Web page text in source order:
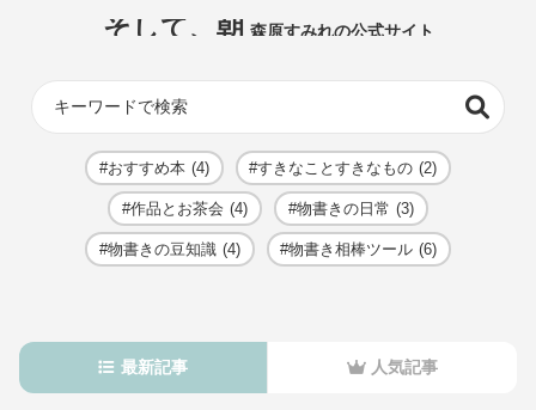
そして、朝 森原すみれの公式サイト
おすすめ本 (4) すきなことすきなもの (2)
作品とお茶会 (4) 物書きの日常 (3)
物書きの豆知識 (4) 物書き相棒ツール (6)
最新記事 人気記事